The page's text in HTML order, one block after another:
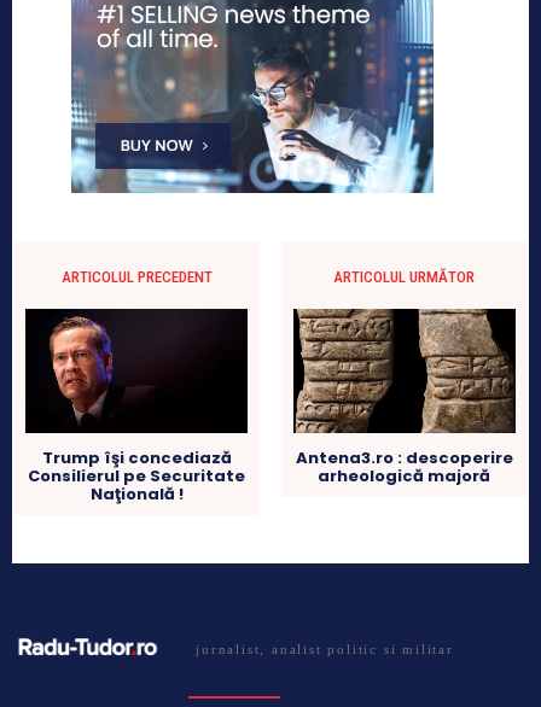
ARTICOLUL PRECEDENT
Trump îşi concediază
Consilierul pe Securitate
Naţională !
ARTICOLUL URMĂTOR
Antena3.ro : descoperire
arheologică majoră
jurnalist, analist politic si militar